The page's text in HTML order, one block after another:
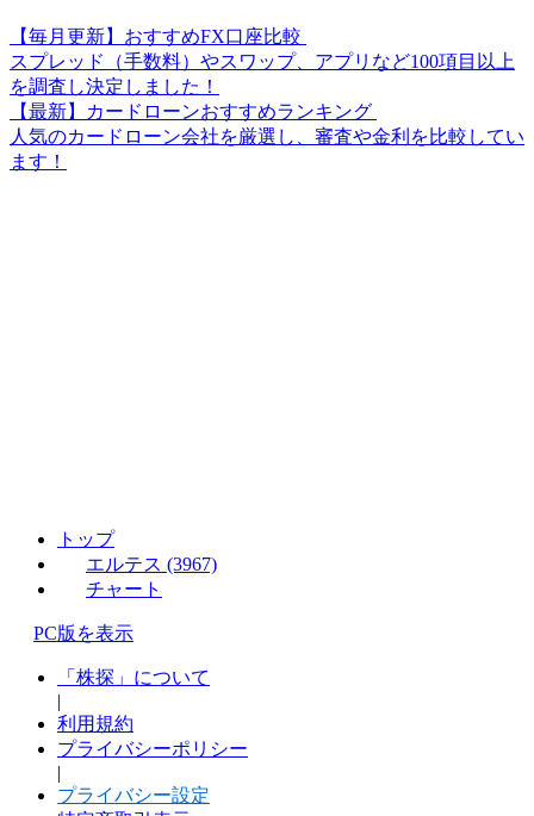
【毎月更新】おすすめFX口座比較
スプレッド（手数料）やスワップ、アプリなど100項目以上
を調査し決定しました！
【最新】カードローンおすすめランキング
人気のカードローン会社を厳選し、審査や金利を比較してい
ます！
トップ
エルテス (3967)
チャート
PC版を表示
「株探」について
|
利用規約
プライバシーポリシー
|
プライバシー設定